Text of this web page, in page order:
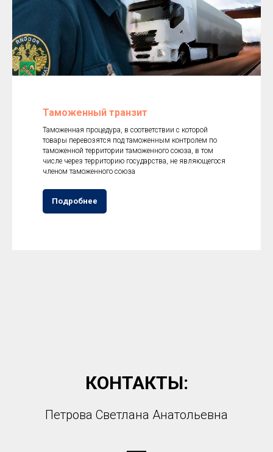
Таможенный транзит
Таможенная процедура, в соответствии с которой
товары перевозятся под таможенным контролем по
таможенной территории таможенного союза, в том
числе через территорию государства, не являющегося
членом таможенного союза
Подробнее
КОНТАКТЫ:
Петрова Светлана Анатольевна